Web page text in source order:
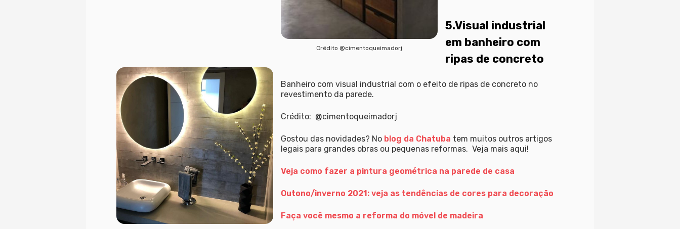
Crédito @cimentoqueimadorj
5.Visual industrial
em banheiro com
ripas de concreto
Banheiro com visual industrial com o efeito de ripas de concreto no
revestimento da parede.
Crédito: @cimentoqueimadorj
Gostou das novidades? No blog da Chatuba tem muitos outros artigos
legais para grandes obras ou pequenas reformas. Veja mais aqui!
Veja como fazer a pintura geométrica na parede de casa
Outono/inverno 2021: veja as tendências de cores para decoração
Faça você mesmo a reforma do móvel de madeira